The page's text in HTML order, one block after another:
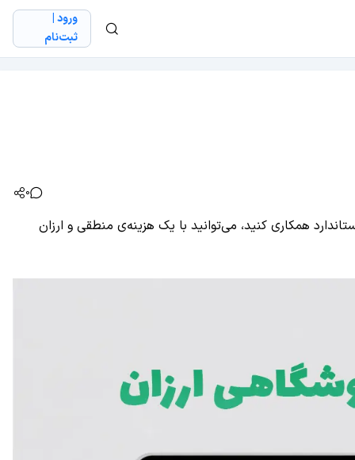
ورود |
ثبت‌نام
0
همکاری کنید، می‌توانید با یک هزینه‌ی منطقی و ارزان